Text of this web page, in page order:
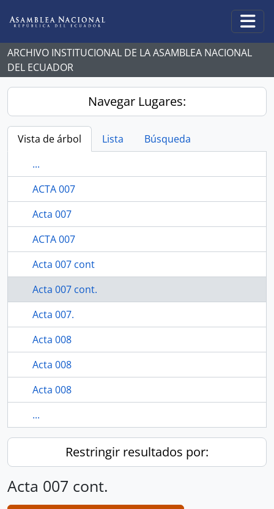
ARCHIVO INSTITUCIONAL DE LA ASAMBLEA NACIONAL
DEL ECUADOR
Navegar Lugares:
Vista de árbol Lista
Búsqueda
...
ACTA 007
Acta 007
ACTA 007
Acta 007 cont
Acta 007 cont.
Acta 007.
Acta 008
Acta 008
Acta 008
...
Restringir resultados por:
Acta 007 cont.